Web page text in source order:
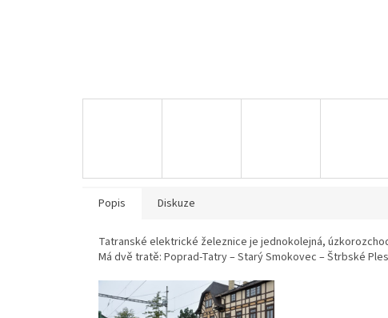
Popis Diskuze
Tatranské elektrické železnice je jednokolejná,
Má dvě tratě: Poprad-Tatry – Starý Smokovec – Štrbské